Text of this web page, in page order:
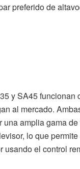
preferido de
y SA45
al mercado.
una amplia gama
lo que
usando el control